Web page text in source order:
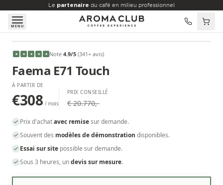
Aller au contenu principal
Le partenaire du café en milieu professionnel
MENU
À PARTIR DE
€308
★ ★ ★ ★ ★ Note 4.9/5 (341+ avis)
Faema E71 Touch
À PARTIR DE
€308 / mois
PRIX CONSEILLÉ
€ 20.770,-
Prix d'achatavec remisesur demande.
Souvent des modèles de démonstration disponibles.
Essai sur site possible sur demande.
Sous 3 heures, undevis sur mesure.